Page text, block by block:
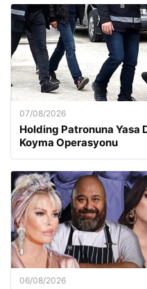
07/08/2026
Holding Patronuna Yasa
Koyma Operasyonu
06/08/2026